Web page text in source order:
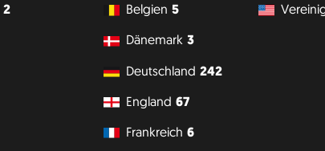
2
Belgien 5
Dänemark 3
Deutschland 242
England 67
Frankreich 6